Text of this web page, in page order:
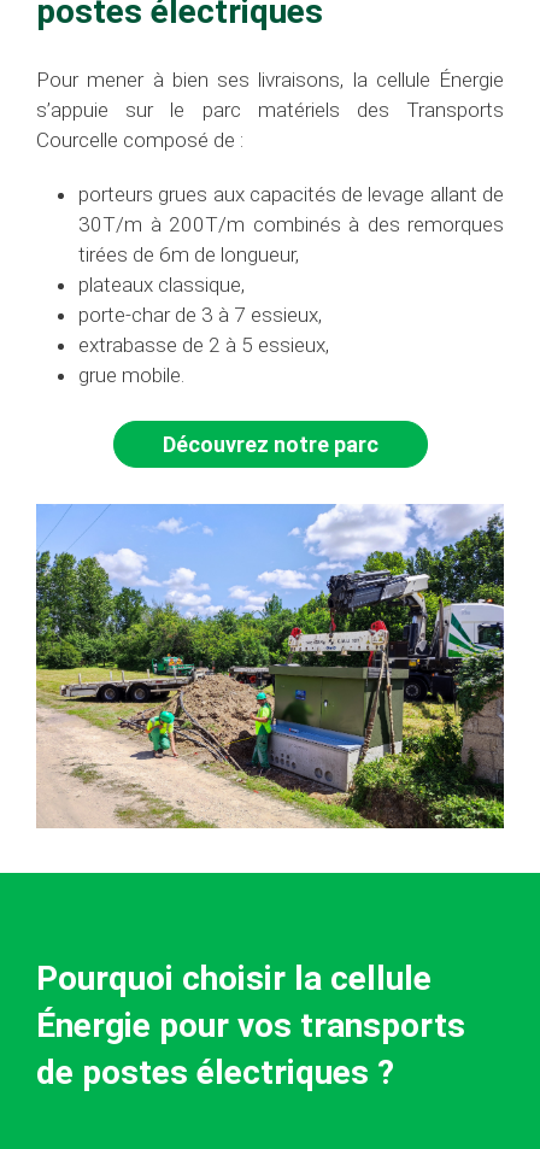
postes électriques
Pour mener à bien ses livraisons, la cellule Énergie
s’appuie sur le parc matériels des Transports
Courcelle composé de :
porteurs grues aux capacités de levage allant de
30T/m à 200T/m combinés à des remorques
tirées de 6m de longueur,
plateaux classique,
porte-char de 3 à 7 essieux,
extrabasse de 2 à 5 essieux,
grue mobile.
Découvrez notre parc
Pourquoi choisir la cellule
Énergie pour vos transports
de postes électriques ?